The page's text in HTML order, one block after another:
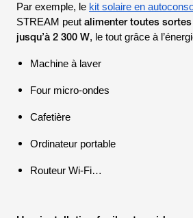
Par exemple, le kit solaire en
STREAM peut alimenter toutes sortes
jusqu’à 2 300 W, le tout grâce à
Machine à laver
Four micro-ondes
Cafetière
Ordinateur portable
Routeur Wi-Fi…